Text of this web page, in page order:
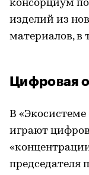
консорциум
изделий из
материалов, в
Цифровая
В
играют
председателя